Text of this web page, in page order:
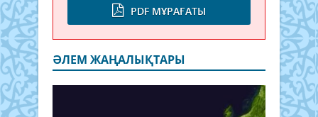
PDF МҰРАҒАТЫ
ӘЛЕМ ЖАҢАЛЫҚТАРЫ